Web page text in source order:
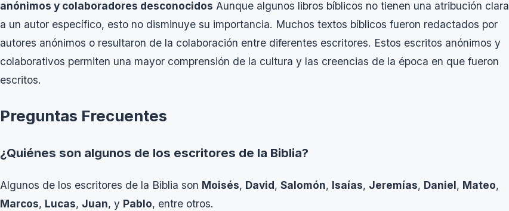
anónimos y colaboradores desconocidos Aunque algunos libros bíblicos no tienen una atribución clara
a un autor específico, esto no disminuye su importancia. Muchos textos bíblicos fueron redactados por
autores anónimos o resultaron de la colaboración entre diferentes escritores. Estos escritos anónimos y
colaborativos permiten una mayor comprensión de la cultura y las creencias de la época en que fueron
escritos.
Preguntas Frecuentes
¿Quiénes son algunos de los escritores de la Biblia?
Algunos de los escritores de la Biblia son Moisés, David, Salomón, Isaías, Jeremías, Daniel, Mateo,
Marcos, Lucas, Juan, y Pablo, entre otros.